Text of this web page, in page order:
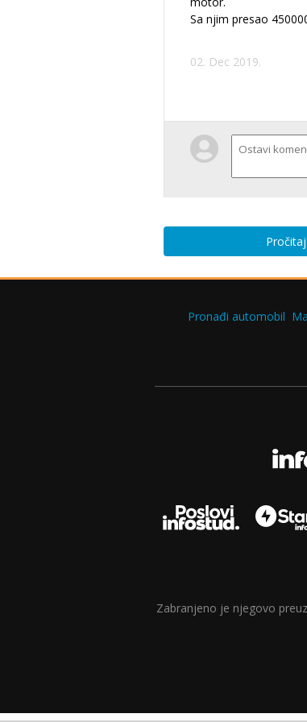
Sa njim presao
02. Dec 2019.
Pronađi automobil
Zabranjeno je njegovo